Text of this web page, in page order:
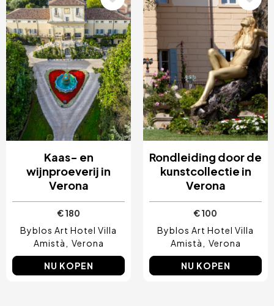
Kaas- en
wijnproeverij in
Verona
€ 180
Byblos Art Hotel Villa
Amistà
Verona
NU KOPEN
Rondleiding door de
kunstcollectie in
Verona
€ 100
Byblos Art Hotel Villa
Amistà
Verona
NU KOPEN